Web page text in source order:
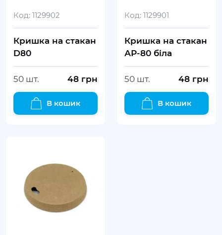
Код: 1129902
Кришка на стакан
D80
50 шт. 48 грн
В кошик
Код: 1129901
Кришка на стакан
АР-80 біла
50 шт. 48 грн
В кошик